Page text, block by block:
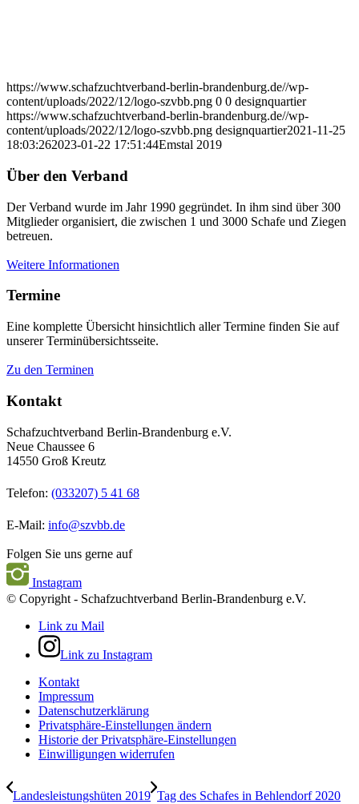
https://www.schafzuchtverband-berlin-brandenburg.de//wp-
content/uploads/2022/12/logo-szvbb.png 0 0 designquartier
https://www.schafzuchtverband-berlin-brandenburg.de//wp-
content/uploads/2022/12/logo-szvbb.png designquartier2021-11-25
18:03:262023-01-22 17:51:44Emstal 2019
Über den Verband
Der Verband wurde im Jahr 1990 gegründet. In ihm sind über 300
Mitglieder organisiert, die zwischen 1 und 3000 Schafe und Ziegen
betreuen.
Weitere Informationen
Termine
Eine komplette Übersicht hinsichtlich aller Termine finden Sie auf
unserer Terminübersichtsseite.
Zu den Terminen
Kontakt
Schafzuchtverband Berlin-Brandenburg e.V.
Neue Chaussee 6
14550 Groß Kreutz
Telefon: (033207) 5 41 68
E-Mail: info@szvbb.de
Folgen Sie uns gerne auf
Instagram
© Copyright - Schafzuchtverband Berlin-Brandenburg e.V.
Link zu Mail
Link zu Instagram
Kontakt
Impressum
Datenschutzerklärung
Privatsphäre-Einstellungen ändern
Historie der Privatsphäre-Einstellungen
Einwilligungen widerrufen
Landesleistungshüten 2019 Tag des Schafes in Behlendorf 2020